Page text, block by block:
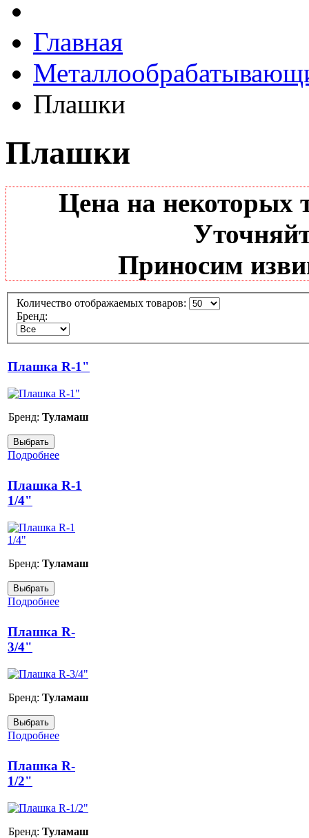
Ивантеевка, подшипники, пневматика, метизы, техника,
Главная
Плашки
Плашки
Цена на некоторых
Приносим
Количество отображаемых товаров:
Бренд:
Плашка R-1"
Бренд: Туламаш
Подробнее
Плашка R-1
1/4"
Бренд: Туламаш
Подробнее
Плашка R-
3/4"
Бренд: Туламаш
Подробнее
Плашка R-
1/2"
Бренд: Туламаш